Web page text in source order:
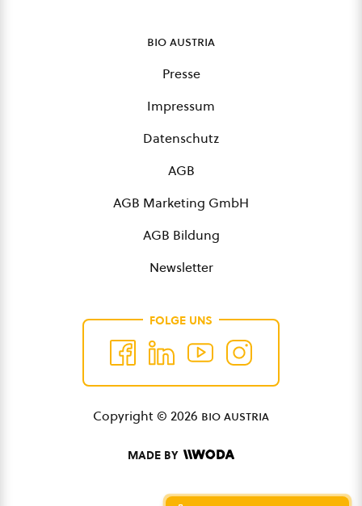
bio austria
Presse
Impressum
Datenschutz
AGB
AGB Marketing GmbH
AGB Bildung
Newsletter
FOLGE UNS
Copyright © 2026 bio austria
MADE BY